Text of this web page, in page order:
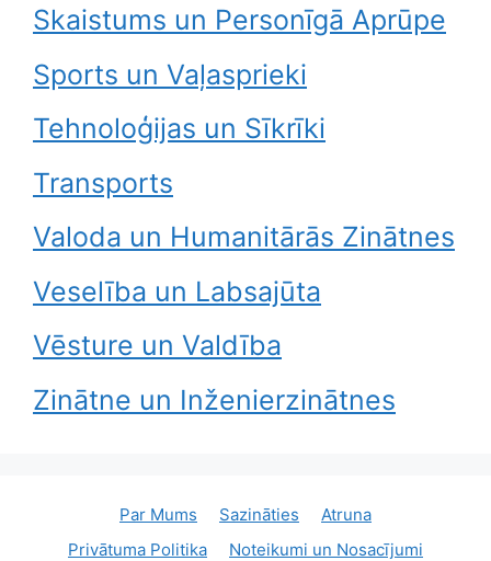
Skaistums un Personīgā Aprūpe
Sports un Vaļasprieki
Tehnoloģijas un Sīkrīki
Transports
Valoda un Humanitārās Zinātnes
Veselība un Labsajūta
Vēsture un Valdība
Zinātne un Inženierzinātnes
Par Mums Sazināties
Atruna
Privātuma Politika
Noteikumi un Nosacījumi